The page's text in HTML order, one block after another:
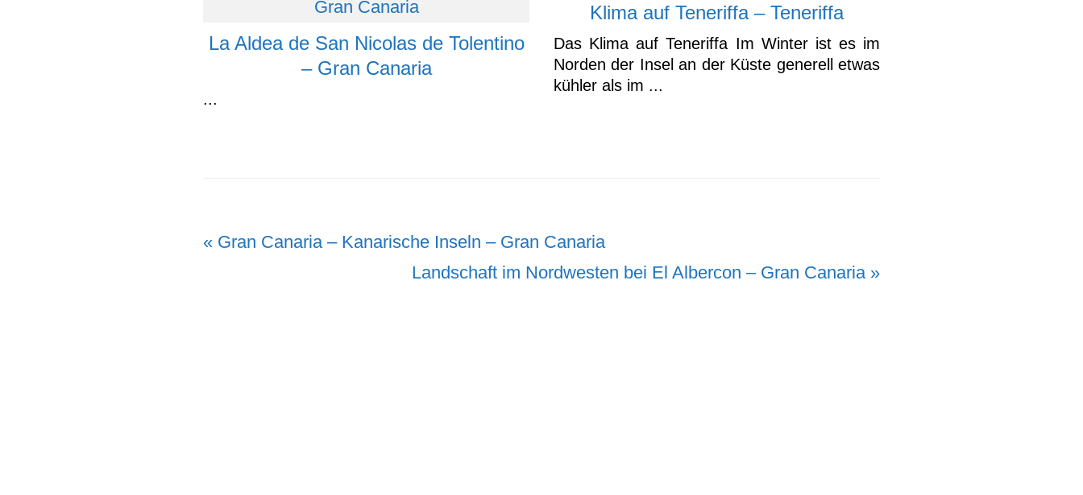
La Aldea de San Nicolas de Tolentino
– Gran Canaria
...
Klima auf Teneriffa – Teneriffa
Das Klima auf Teneriffa Im Winter ist es im
Norden der Insel an der Küste generell etwas
kühler als im ...
Vorheriger
« Gran Canaria – Kanarische Inseln – Gran Canaria
Nächster
Landschaft im Nordwesten bei El Albercon – Gran Canaria »